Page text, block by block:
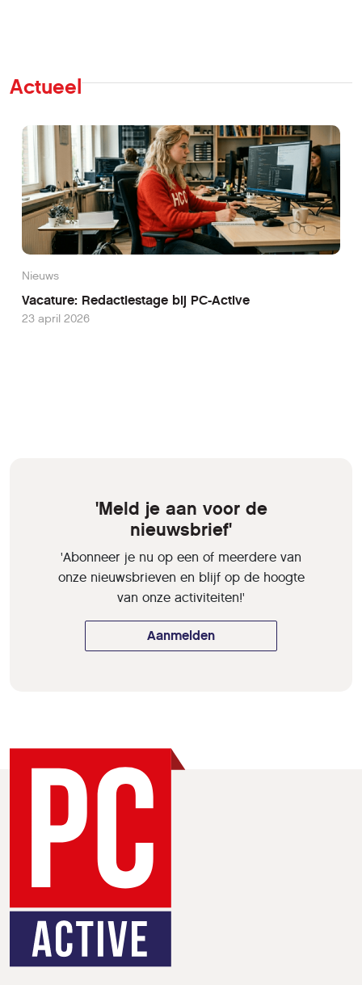
Actueel
Nieuws
Vacature: Redactiestage bij PC-Active
23 april 2026
'Meld je aan voor de
nieuwsbrief'
'Abonneer je nu op een of meerdere van
onze nieuwsbrieven en blijf op de hoogte
van onze activiteiten!'
Aanmelden